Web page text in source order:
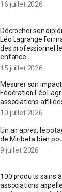
16 juillet 2026
Décrocher son
Léo Lagrange
des
enfance
15 juillet 2026
Mesurer son impact
Fédération Léo
associations
10 juillet 2026
Un an après, le
de Miribel a bien
9 juillet 2026
100 produits sains
associations